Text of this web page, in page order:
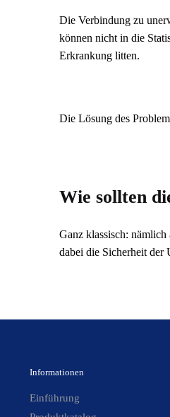
Die Verbindung zu
können nicht in die
Erkrankung litten.
Die Lösung des
Wie sollten
Ganz klassisch:
dabei die Sicherheit der
Informationen
Einführung